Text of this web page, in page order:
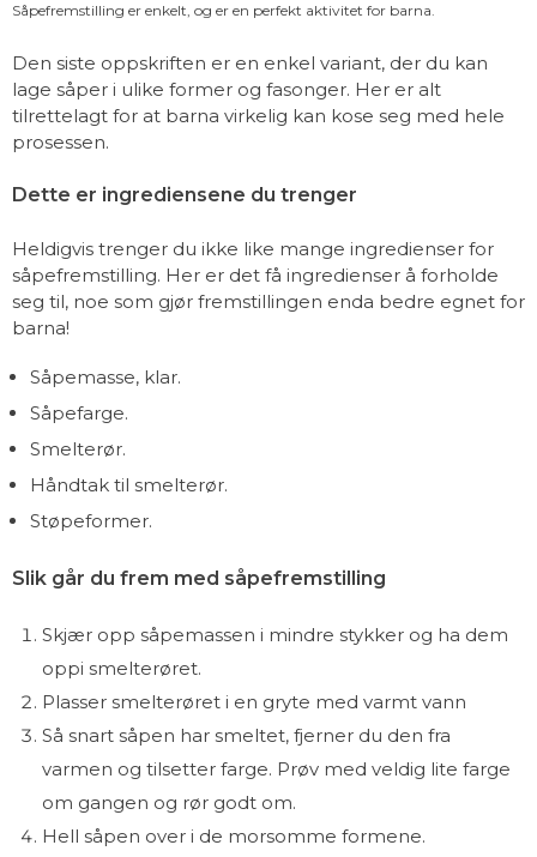
Såpefremstilling er enkelt, og er en perfekt aktivitet for barna.
Den siste oppskriften er en enkel variant, der du kan
lage såper i ulike former og fasonger. Her er alt
tilrettelagt for at barna virkelig kan kose seg med hele
prosessen.
Dette er ingrediensene du trenger
Heldigvis trenger du ikke like mange ingredienser for
såpefremstilling. Her er det få ingredienser å forholde
seg til, noe som gjør fremstillingen enda bedre egnet for
barna!
Såpemasse, klar.
Såpefarge.
Smelterør.
Håndtak til smelterør.
Støpeformer.
Slik går du frem med såpefremstilling
Skjær opp såpemassen i mindre stykker og ha dem
oppi smelterøret.
Plasser smelterøret i en gryte med varmt vann
Så snart såpen har smeltet, fjerner du den fra
varmen og tilsetter farge. Prøv med veldig lite farge
om gangen og rør godt om.
Hell såpen over i de morsomme formene.